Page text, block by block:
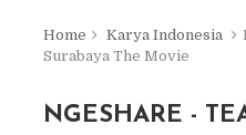
Home Karya Indonesia
Surabaya The Movie
NGESHARE -